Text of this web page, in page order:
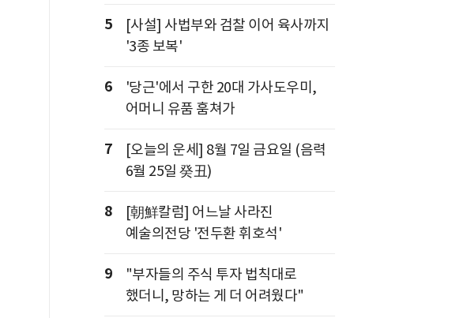
5
[사설] 사법부와 검찰 이어 육사까지
'3종 보복'
6
'당근'에서 구한 20대 가사도우미,
어머니 유품 훔쳐가
7
[오늘의 운세] 8월 7일 금요일 (음력
6월 25일 癸丑)
8
[朝鮮칼럼] 어느날 사라진
예술의전당 '전두환 휘호석'
9
"부자들의 주식 투자 법칙대로
했더니, 망하는 게 더 어려웠다"